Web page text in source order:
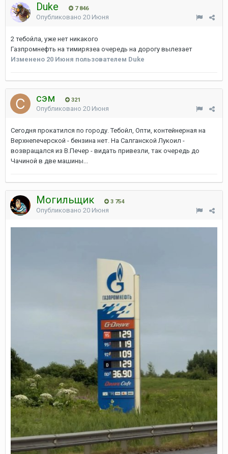
Duke 7 846
Опубликовано 20 Июня
2 тебойла, уже нет никакого
Газпромнефть на тимирязеа очередь на дорогу вылезает
Изменено 20 Июня пользователем Duke
сэм 321
Опубликовано 20 Июня
Сегодня прокатился по городу. Тебойл, Опти, контейнерная на
Верхнепечерской - бензина нет. На Салганской Лукоил -
возвращался из В.Печер - видать привезли, так очередь до
Чачиной в две машины...
Могильщик 3 754
Опубликовано 20 Июня